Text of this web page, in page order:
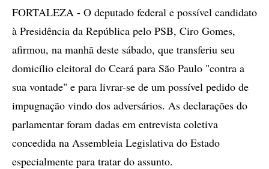
FORTALEZA - O deputado federal e possível candidato
à Presidência da República pelo PSB, Ciro Gomes,
afirmou, na manhã deste sábado, que transferiu seu
domicílio eleitoral do Ceará para São Paulo "contra a
sua vontade" e para livrar-se de um possível pedido de
impugnação vindo dos adversários. As declarações do
parlamentar foram dadas em entrevista coletiva
concedida na Assembleia Legislativa do Estado
especialmente para tratar do assunto.